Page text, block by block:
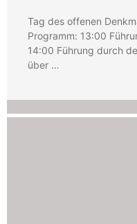
Tag des offenen
Programm: 13:00
14:00 Führung durch
über …